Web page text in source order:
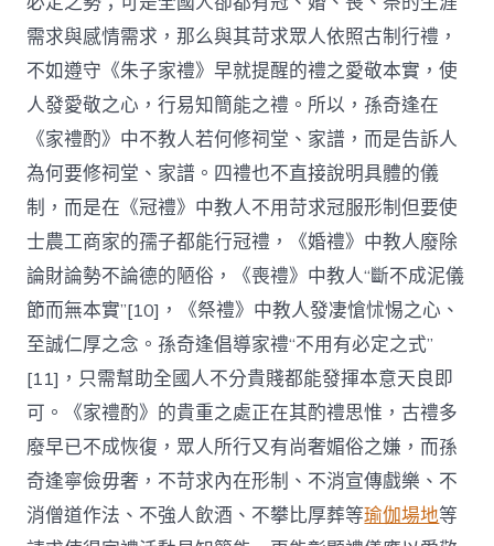
需求與感情需求，那么與其苛求眾人依照古制行禮，
不如遵守《朱子家禮》早就提醒的禮之愛敬本實，使
人發愛敬之心，行易知簡能之禮。所以，孫奇逢在
《家禮酌》中不教人若何修祠堂、家譜，而是告訴人
為何要修祠堂、家譜。四禮也不直接說明具體的儀
制，而是在《冠禮》中教人不用苛求冠服形制但要使
士農工商家的孺子都能行冠禮，《婚禮》中教人廢除
論財論勢不論德的陋俗，《喪禮》中教人“斷不成泥儀
節而無本實”[10]，《祭禮》中教人發凄愴怵惕之心、
至誠仁厚之念。孫奇逢倡導家禮“不用有必定之式”
[11]，只需幫助全國人不分貴賤都能發揮本意天良即
可。《家禮酌》的貴重之處正在其酌禮思惟，古禮多
廢早已不成恢復，眾人所行又有尚奢媚俗之嫌，而孫
奇逢寧儉毋奢，不苛求內在形制、不消宣傳戲樂、不
消僧道作法、不強人飲酒、不攀比厚葬等瑜伽場地等